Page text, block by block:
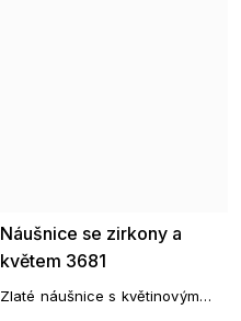
Náušnice se zirkony a
květem 3681
Zlaté náušnice s květinovým